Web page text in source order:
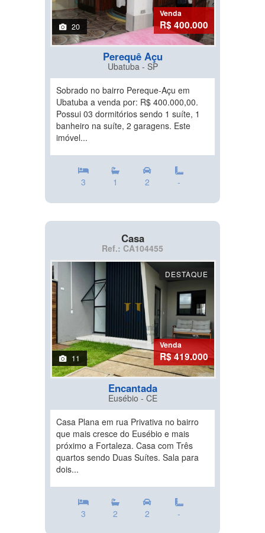
20
Venda
R$ 400.000
Perequê Açu
Ubatuba - SP
Sobrado no bairro Pereque-Açu em
Ubatuba a venda por: R$ 400.000,00.
Possui 03 dormitórios sendo 1 suíte, 1
banheiro na suíte, 2 garagens. Este
imóvel...
3 1 2 -
Casa
Ref.: CA104455
DESTAQUE
11
Venda
R$ 419.000
Encantada
Eusébio - CE
Casa Plana em rua Privativa no bairro
que mais cresce do Eusébio e mais
próximo a Fortaleza. Casa com Três
quartos sendo Duas Suítes. Sala para
dois...
3 2 2 -